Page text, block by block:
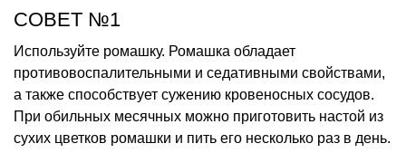
СОВЕТ №1
Используйте ромашку. Ромашка обладает
противовоспалительными и седативными свойствами,
а также способствует сужению кровеносных сосудов.
При обильных месячных можно приготовить настой из
сухих цветков ромашки и пить его несколько раз в день.